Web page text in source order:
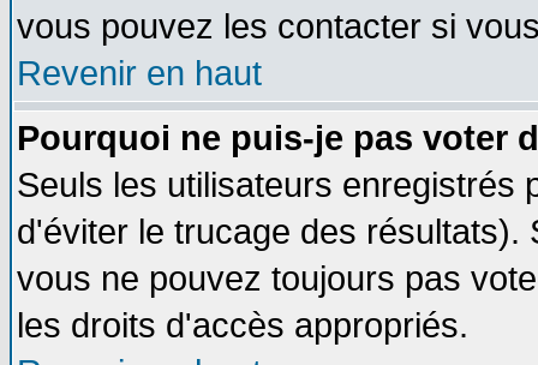
vous pouvez les contacter si
Revenir en haut
Pourquoi ne puis-je pas voter
Seuls les utilisateurs enregistrés
d'éviter le trucage des
vous ne pouvez toujours pas
les droits d'accès appropriés.